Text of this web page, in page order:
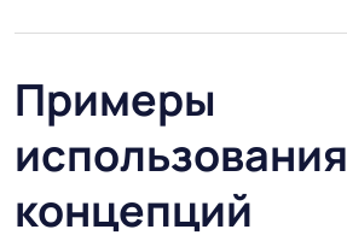
Примеры
использования
концепций